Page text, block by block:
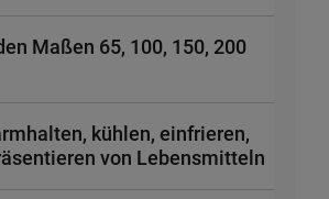
Maßen 65, 100, 150, 200
kühlen, einfrieren,
von Lebensmitteln